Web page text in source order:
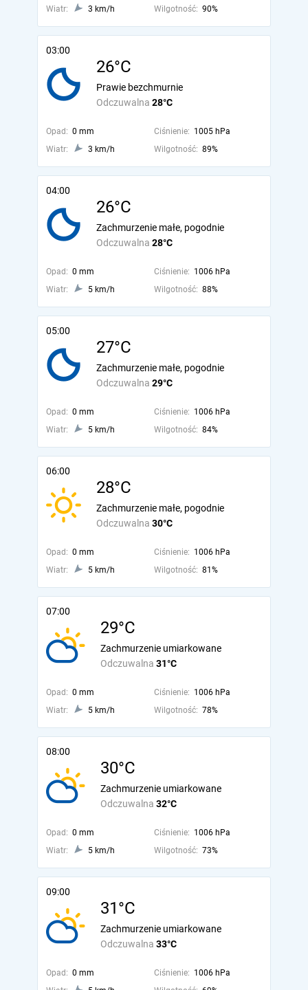
Wiatr:
3 km/h Wilgotność: 90%
03:00
26°C
Odczuwalna 28°C
Prawie bezchmurnie
Opad: 0 mm Ciśnienie: 1005 hPa
Wiatr:
3 km/h Wilgotność: 89%
04:00
26°C
Odczuwalna 28°C
Zachmurzenie małe, pogodnie
Opad: 0 mm Ciśnienie: 1006 hPa
Wiatr:
5 km/h Wilgotność: 88%
05:00
27°C
Odczuwalna 29°C
Zachmurzenie małe, pogodnie
Opad: 0 mm Ciśnienie: 1006 hPa
Wiatr:
5 km/h Wilgotność: 84%
06:00
28°C
Odczuwalna 30°C
Zachmurzenie małe, pogodnie
Opad: 0 mm Ciśnienie: 1006 hPa
Wiatr:
5 km/h Wilgotność: 81%
07:00
29°C
Odczuwalna 31°C
Zachmurzenie umiarkowane
Opad: 0 mm Ciśnienie: 1006 hPa
Wiatr:
5 km/h Wilgotność: 78%
08:00
30°C
Odczuwalna 32°C
Zachmurzenie umiarkowane
Opad: 0 mm Ciśnienie: 1006 hPa
Wiatr:
5 km/h Wilgotność: 73%
09:00
31°C
Odczuwalna 33°C
Zachmurzenie umiarkowane
Opad: 0 mm Ciśnienie: 1006 hPa